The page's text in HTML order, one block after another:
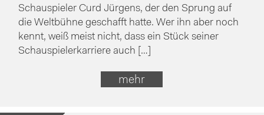
Schauspieler Curd Jürgens, der den Sprung auf
die Weltbühne geschafft hatte. Wer ihn aber noch
kennt, weiß meist nicht, dass ein Stück seiner
Schauspielerkarriere auch […]
mehr